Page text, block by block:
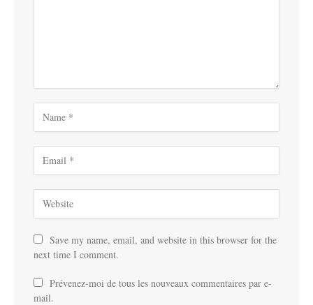
Save my name, email, and website in this browser for the
next time I comment.
Prévenez-moi de tous les nouveaux commentaires par e-
mail.